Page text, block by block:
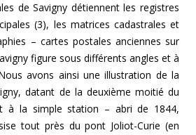
de Savigny détiennent les registres
(3), les matrices cadastrales et
– cartes postales anciennes sur
figure sous différents angles et à
avons ainsi une illustration de la
datant de la deuxième moitié du
à la simple station – abri de 1844,
tout près du pont Joliot-Curie (en